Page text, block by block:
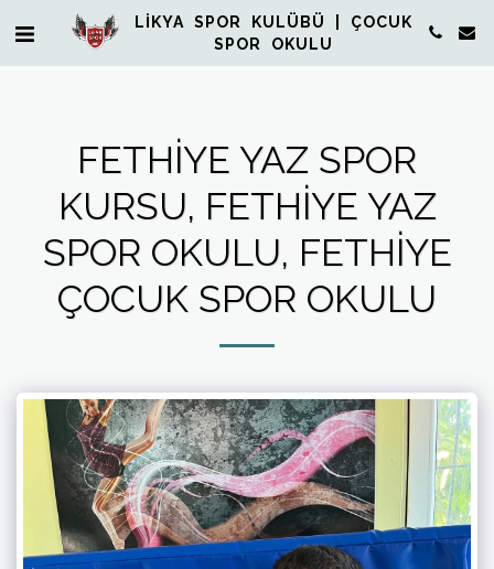
LİKYA SPOR KULÜBÜ | ÇOCUK
SPOR OKULU
FETHIYE YAZ SPOR
KURSU, FETHIYE YAZ
SPOR OKULU, FETHIYE
ÇOCUK SPOR OKULU